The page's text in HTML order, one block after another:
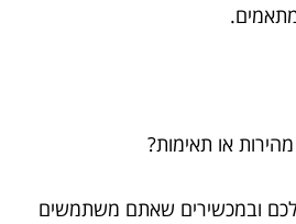
או תאימות?
ובמכשירים שאתם משתמשים